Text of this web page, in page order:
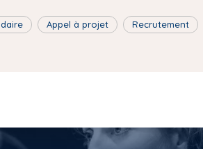
Appel à projet Recrutement